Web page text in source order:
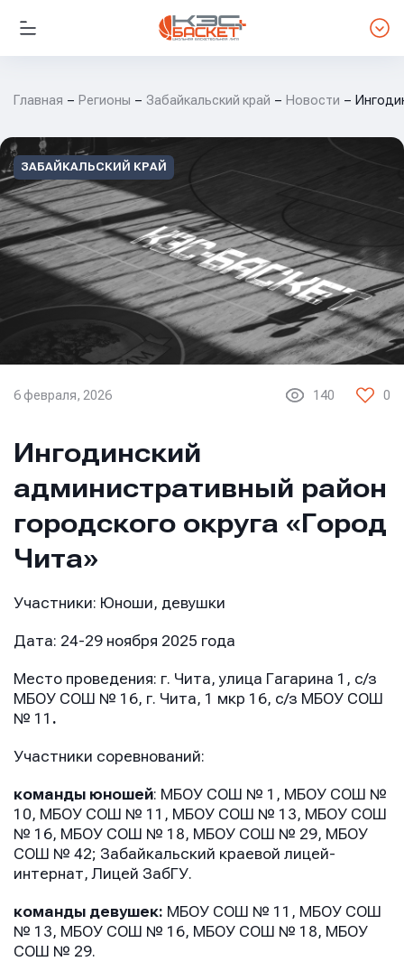
Главная Регионы Забайкальский край Новости
ЗАБАЙКАЛЬСКИЙ КРАЙ
6 февраля, 2026 140 0
Ингодинский
административный район
городского округа «Город
Чита»
Участники: Юноши, девушки
Дата: 24-29 ноября 2025 года
Место проведения: г. Чита, улица Гагарина 1, с/з
МБОУ СОШ № 16, г. Чита, 1 мкр 16, с/з МБОУ СОШ
№ 11 .
Участники соревнований:
команды юношей: МБОУ СОШ № 1, МБОУ СОШ №
10, МБОУ СОШ № 11, МБОУ СОШ № 13, МБОУ СОШ
№ 16, МБОУ СОШ № 18, МБОУ СОШ № 29, МБОУ
СОШ № 42; Забайкальский краевой лицей-
интернат, Лицей ЗабГУ.
команды девушек: МБОУ СОШ № 11, МБОУ СОШ
№ 13, МБОУ СОШ № 16, МБОУ СОШ № 18, МБОУ
СОШ № 29.